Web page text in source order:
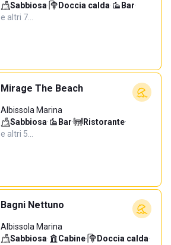
Sabbiosa· Doccia calda· Bar·
e altri 7…
Mirage The Beach
Albissola Marina
Sabbiosa· Bar· Ristorante·
e altri 5…
Bagni Nettuno
Albissola Marina
Sabbiosa· Cabine· Doccia calda·